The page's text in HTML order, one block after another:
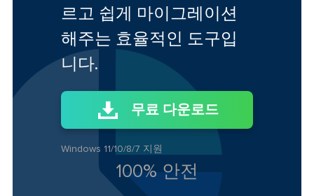
르고 쉽게 마이그레이션
해주는 효율적인 도구입
니다.
무료 다운로드
Windows 11/10/8/7 지원
100% 안전